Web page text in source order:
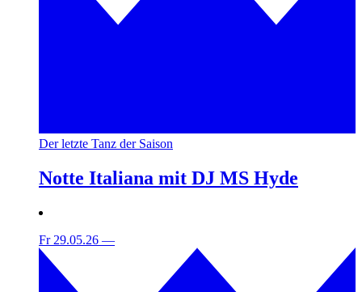
Der letzte Tanz der Saison
Notte Italiana mit DJ MS Hyde
Fr 29.05.26 —